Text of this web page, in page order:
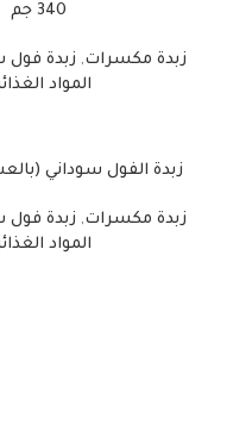
340 جم
زبدة مكسرات, زبدة فول
المواد
زبدة الفول سوداني (بالعسل)
زبدة مكسرات, زبدة فول
المواد